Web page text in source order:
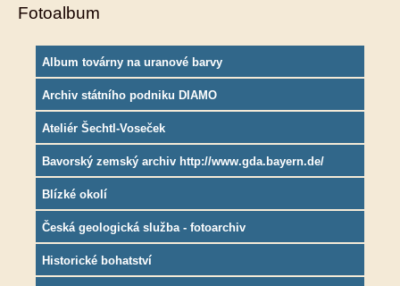
Fotoalbum
Album továrny na uranové barvy
Archiv státního podniku DIAMO
Ateliér Šechtl-Voseček
Bavorský zemský archiv http://www.gda.bayern.de/
Blízké okolí
Česká geologická služba - fotoarchiv
Historické bohatství